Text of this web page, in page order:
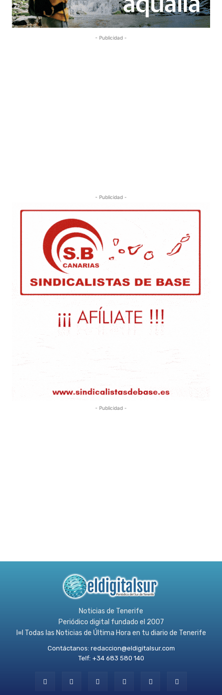
- Publicidad -
- Publicidad -
- Publicidad -
Noticias de Tenerife
Periódico digital fundado el 2007
l≡l Todas las Noticias de Última Hora en tu diario de Tenerife
Contáctanos: redaccion@eldigitalsur.com
Telf: +34 683 580 140